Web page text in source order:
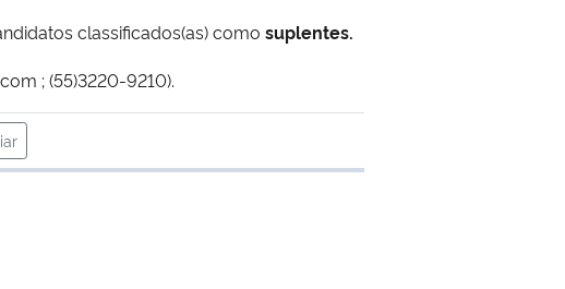
classificados(as) como suplentes.
; (55)3220-9210).
área de transferência